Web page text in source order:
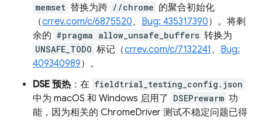
memset 替换为跨 //chrome 的聚合初始化
（crrev.com/c/6875520、 Bug: 435317390）。将剩
余的 #pragma allow_unsafe_buffers 转换为
UNSAFE_TODO 标记（crrev.com/c/7132241 、 Bug:
409340989）。
DSE 预热 ：在 fieldtrial_testing_config.json
中为 macOS 和 Windows 启用了 DSEPrewarm 功
能，因为相关的 ChromeDriver 测试不稳定问题已得